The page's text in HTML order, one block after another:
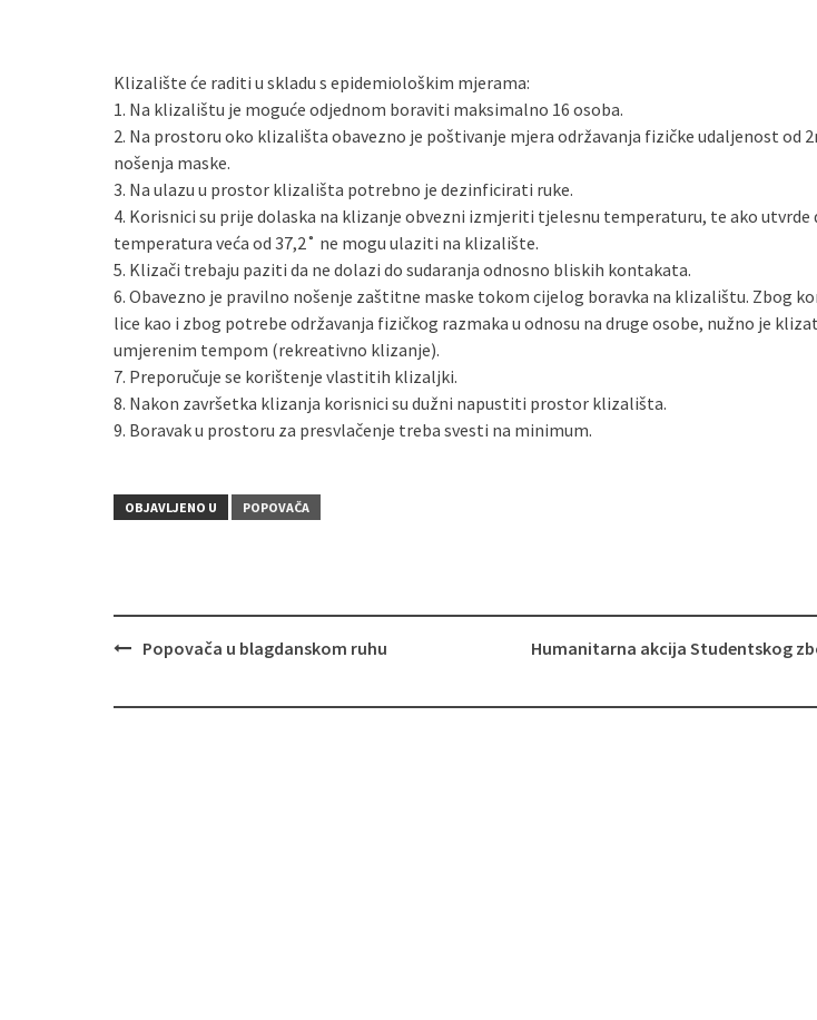
Klizalište će raditi u skladu s epidemiološkim mjerama:
1. Na klizalištu je moguće odjednom boraviti maksimalno 16 osoba.
2. Na prostoru oko klizališta obavezno je poštivanje mjera održavanja fizičke udaljenost od
nošenja maske.
3. Na ulazu u prostor klizališta potrebno je dezinficirati ruke.
4. Korisnici su prije dolaska na klizanje obvezni izmjeriti tjelesnu temperaturu, te ako utvrde
temperatura veća od 37,2˚ ne mogu ulaziti na klizalište.
5. Klizači trebaju paziti da ne dolazi do sudaranja odnosno bliskih kontakata.
6. Obavezno je pravilno nošenje zaštitne maske tokom cijelog boravka na klizalištu. Zbog
lice kao i zbog potrebe održavanja fizičkog razmaka u odnosu na druge osobe, nužno je
umjerenim tempom (rekreativno klizanje).
7. Preporučuje se korištenje vlastitih klizaljki.
8. Nakon završetka klizanja korisnici su dužni napustiti prostor klizališta.
9. Boravak u prostoru za presvlačenje treba svesti na minimum.
OBJAVLJENO U POPOVAČA
Popovača u blagdanskom ruhu
Humanitarna akcija Studentskog